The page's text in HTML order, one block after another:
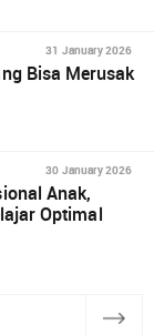
31 January 2026
Bisa Merusak
30 January 2026
Anak,
Optimal